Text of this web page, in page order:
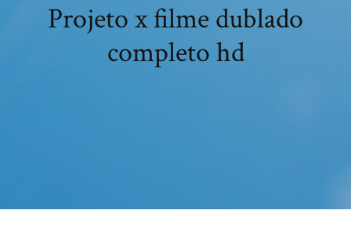
Projeto x filme dublado
completo hd